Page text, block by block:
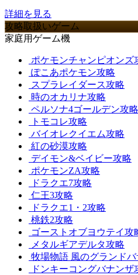
詳細を見る
攻略取扱いゲーム
家庭用ゲーム機
ポケモンチャンピオンズ
ぽこあポケモン攻略
スプラレイダース攻略
時のオカリナ攻略
ペルソナ4ゴールデン攻略
トモコレ攻略
バイオレクイエム攻略
紅の砂漠攻略
デイモン&ベイビー攻略
ポケモンZA攻略
ドラクエ7攻略
仁王3攻略
ドラクエ1・2攻略
桃鉄2攻略
ゴーストオブヨウテイ攻
メタルギアデルタ攻略
牧場物語 風のグランド
ドンキーコングバナンザ